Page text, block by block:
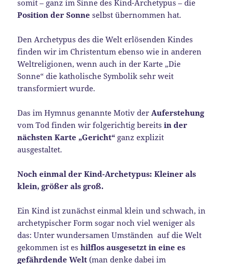
somit – ganz im Sinne des Kind-Archetypus – die
Position der Sonne selbst übernommen hat.
Den Archetypus des die Welt erlösenden Kindes
finden wir im Christentum ebenso wie in anderen
Weltreligionen, wenn auch in der Karte „Die
Sonne“ die katholische Symbolik sehr weit
transformiert wurde.
Das im Hymnus genannte Motiv der Auferstehung
vom Tod finden wir folgerichtig bereits in der
nächsten Karte „Gericht“ ganz explizit
ausgestaltet.
Noch einmal der Kind-Archetypus: Kleiner als
klein, größer als groß.
Ein Kind ist zunächst einmal klein und schwach, in
archetypischer Form sogar noch viel weniger als
das: Unter wundersamen Umständen auf die Welt
gekommen ist eshilflos ausgesetzt in eine es
gefährdende Welt (man denke dabei im